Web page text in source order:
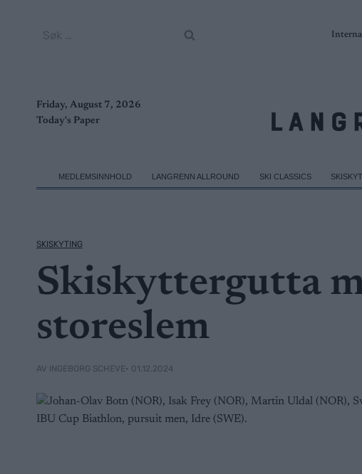
Friday, August 7, 2026
Today's Paper
MEDLEMSINNHOLD LANGRENN ALLROUND SKI CLASSICS
SKISKYTING
Skiskyttergutta
storeslem
AV INGEBORG SCHEVE• 01.12.2024